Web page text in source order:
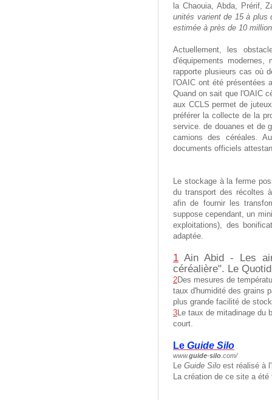
la Chaouia, Abda, Prérif,
unités varient de 15 à plus
estimée à près de 10
Actuellement, les
d'équipements
rapporte plusieurs cas où
l'OAIC ont été présentées
Quand on sait que l'OAIC
aux CCLS permet de
préférer la collecte de la
service. de douanes et de
camions des céréales.
documents officiels
Le stockage à la ferme
du transport des récoltes
afin de fournir les
suppose cependant, un
exploitations), des
adaptée.
1 Ain Abid - Les
céréalière". Le
2Des mesures de
taux d'humidité des grains
plus grande facilité de
3 Le taux de mitadinage
court.
Le Guide Silo
www.guide-silo .com/
Le Guide Silo est réalisé à
La création de ce site a